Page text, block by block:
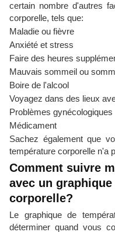
certain nombre d'autres
corporelle, tels que:
Maladie ou fièvre
Anxiété et stress
Faire des heures
Mauvais sommeil ou
Boire de l'alcool
Voyagez dans des lieux
Problèmes gynécologiques
Médicament
Sachez également que
température corporelle n'a
Comment suivre
avec un
corporelle?
Le graphique de
déterminer quand vous